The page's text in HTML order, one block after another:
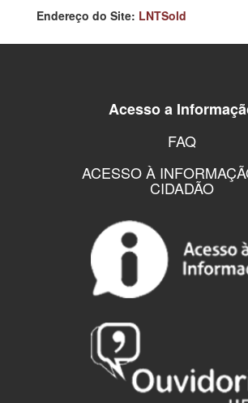
Endereço do Site: LNTSold
Acesso a
FAQ
ACESSO À
CIDADÃO